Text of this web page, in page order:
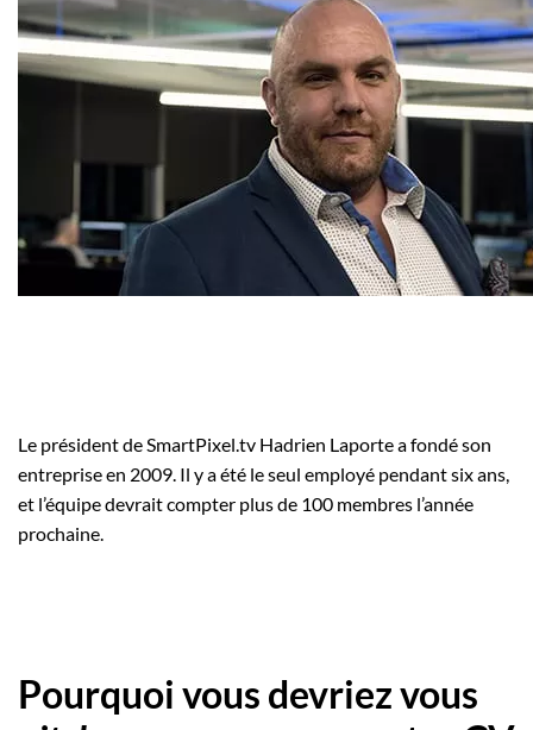
Le président de SmartPixel.tv Hadrien Laporte a fondé son
entreprise en 2009. Il y a été le seul employé pendant six ans,
et l’équipe devrait compter plus de 100 membres l’année
prochaine.
Pourquoi vous devriez vous